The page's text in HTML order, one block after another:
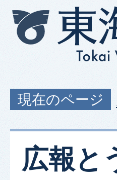
現在のページ
広報と